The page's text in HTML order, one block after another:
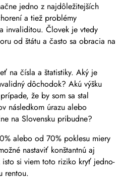
jedno z najdôležitejších
a tiež problémy
invaliditou. Človek je vtedy
od štátu a často sa obracia na
na čísla a štatistiky. Aký je
dôchodok? Akú výšku
že by som sa stal
následkom úrazu alebo
na Slovensku pribudne?
alebo od 70% poklesu miery
nastaviť konštantnú aj
si viem toto riziko kryť jedno-
rentou.